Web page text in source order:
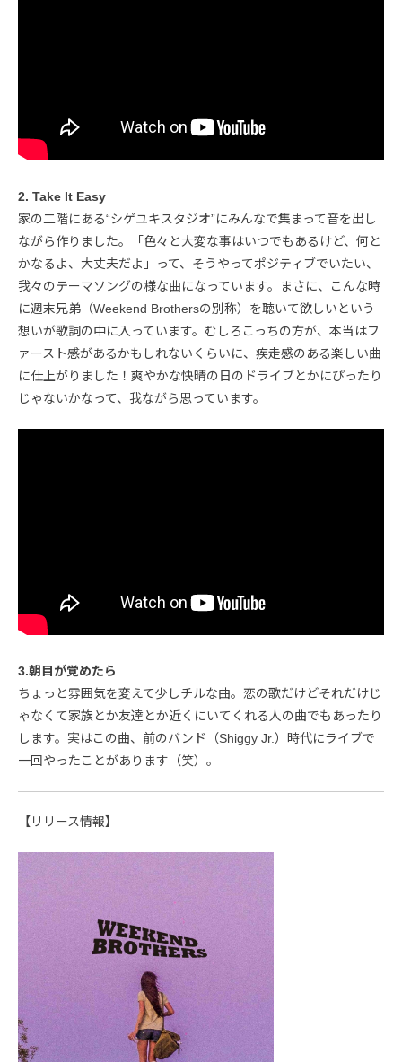
2. Take It Easy
家の二階にある“シゲユキスタジオ”にみんなで集まって音を出し
ながら作りました。「色々と大変な事はいつでもあるけど、何と
かなるよ、大丈夫だよ」って、そうやってポジティブでいたい、
我々のテーマソングの様な曲になっています。まさに、こんな時
に週末兄弟（Weekend Brothersの別称）を聴いて欲しいという
想いが歌詞の中に入っています。むしろこっちの方が、本当はフ
ァースト感があるかもしれないくらいに、疾走感のある楽しい曲
に仕上がりました！爽やかな快晴の日のドライブとかにぴったり
じゃないかなって、我ながら思っています。
3.朝目が覚めたら
ちょっと雰囲気を変えて少しチルな曲。恋の歌だけどそれだけじ
ゃなくて家族とか友達とか近くにいてくれる人の曲でもあったり
します。実はこの曲、前のバンド（Shiggy Jr.）時代にライブで
一回やったことがあります（笑）。
【リリース情報】